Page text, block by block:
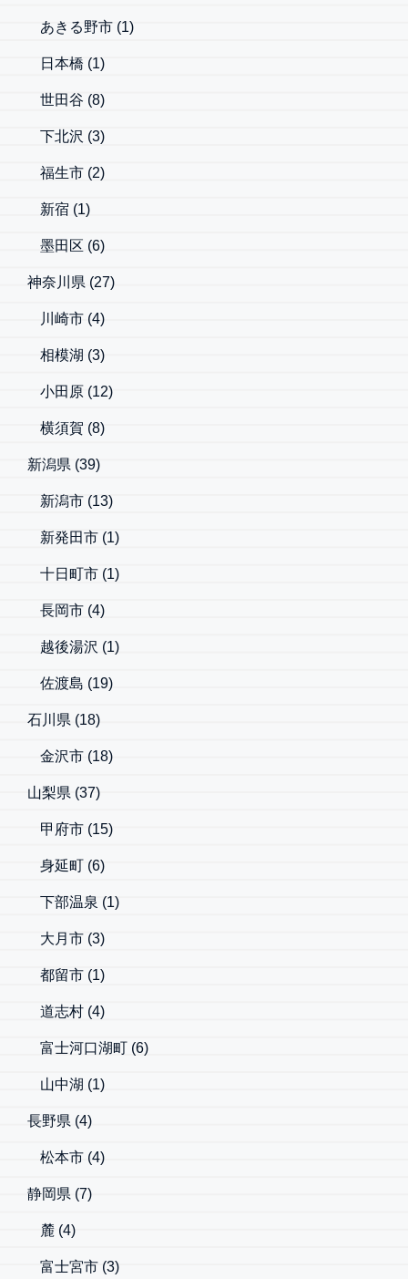
あきる野市 (1)
日本橋 (1)
世田谷 (8)
下北沢 (3)
福生市 (2)
新宿 (1)
墨田区 (6)
神奈川県 (27)
川崎市 (4)
相模湖 (3)
小田原 (12)
横須賀 (8)
新潟県 (39)
新潟市 (13)
新発田市 (1)
十日町市 (1)
長岡市 (4)
越後湯沢 (1)
佐渡島 (19)
石川県 (18)
金沢市 (18)
山梨県 (37)
甲府市 (15)
身延町 (6)
下部温泉 (1)
大月市 (3)
都留市 (1)
道志村 (4)
富士河口湖町 (6)
山中湖 (1)
長野県 (4)
松本市 (4)
静岡県 (7)
麓 (4)
富士宮市 (3)